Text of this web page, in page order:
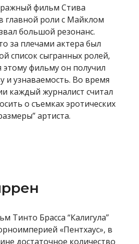
фильм Стива
главной роли с Майклом
большой резонанс.
за плечами актера был
список сыгранных ролей,
этому фильму он получил
и узнаваемость. Во время
каждый журналист считал
о съемках эротических
артиста.
Тинто Брасса “Калигула”
«Пентхаус», в
достаточное количество